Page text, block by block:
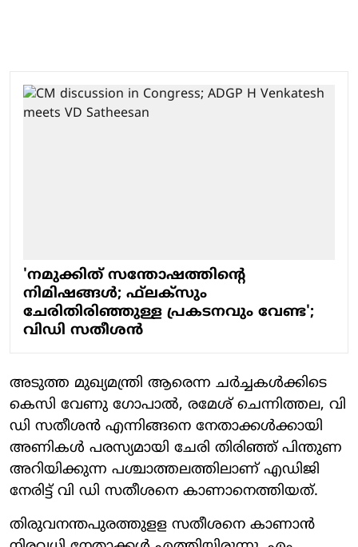
'നമുക്കിത് സന്തോഷത്തിന്റെ
നിമിഷങ്ങൾ; ഫ്‍ലക്സും
ചേരിതിരിഞ്ഞുള്ള പ്രകടനവും വേണ്ട';
വിഡി സതീശൻ
അടുത്ത മുഖ്യമന്ത്രി ആരെന്ന ചര്‍ച്ചകള്‍ക്കിടെ
കെസി വേണു ഗോപാല്‍, രമേശ് ചെന്നിത്തല, വി
ഡി സതീശന്‍ എന്നിങ്ങനെ നേതാക്കള്‍ക്കായി
അണികള്‍ പരസ്യമായി ചേരി തിരിഞ്ഞ് പിന്തുണ
അറിയിക്കുന്ന പശ്ചാത്തലത്തിലാണ് എഡിജി
നേരിട്ട് വി ഡി സതീശനെ കാണാനെത്തിയത്.
തിരുവനന്തപുരത്തുളള സതീശനെ കാണാന്‍